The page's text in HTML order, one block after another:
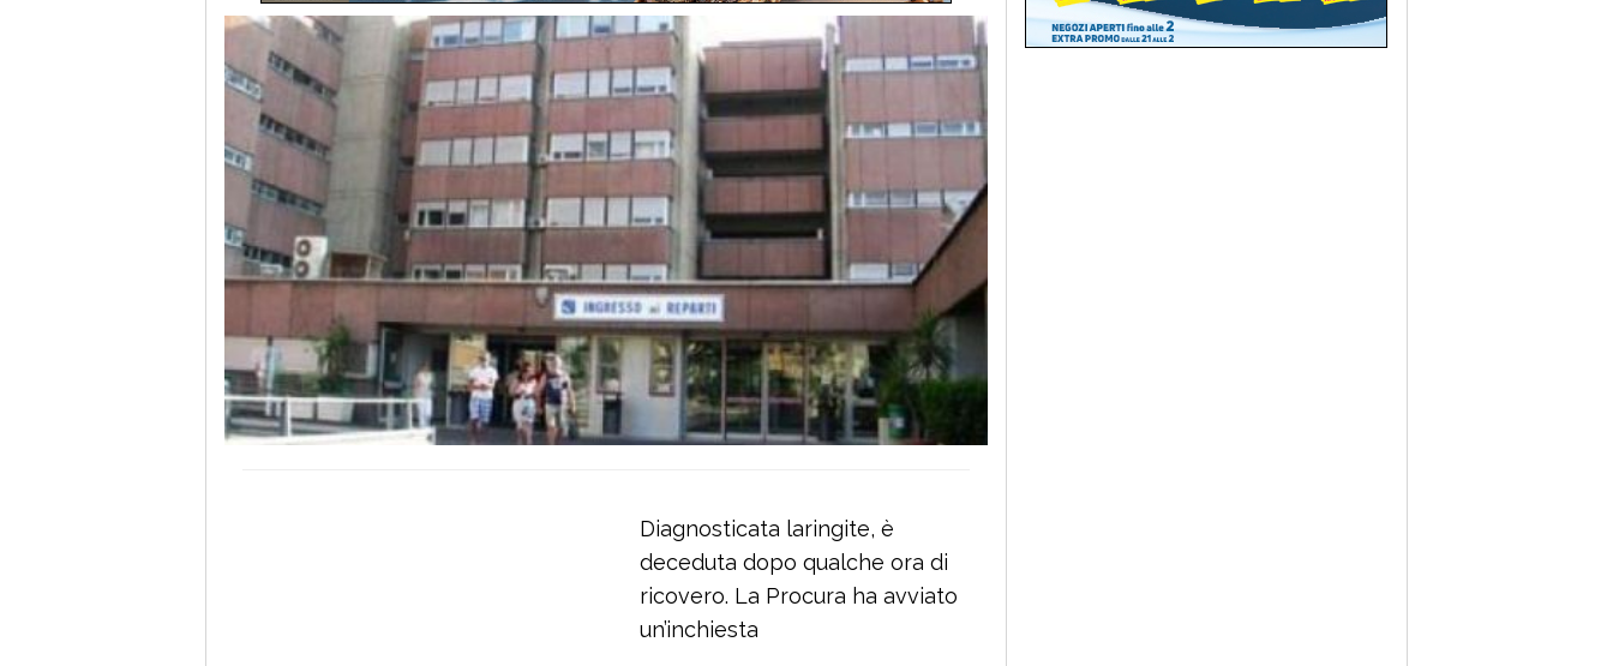
Diagnosticata laringite, è
deceduta dopo qualche ora di
ricovero. La Procura ha avviato
un’inchiesta